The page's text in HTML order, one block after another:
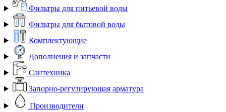
Фильтры для питьевой воды
Фильтры для бытовой воды
Комплектующие
Дополнения и запчасти
Сантехника
Запорно-регулирующая арматура
Производители